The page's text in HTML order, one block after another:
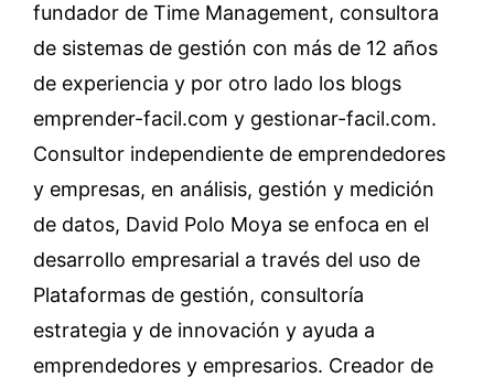
fundador de Time Management, consultora
de sistemas de gestión con más de 12 años
de experiencia y por otro lado los blogs
emprender-facil.com y gestionar-facil.com.
Consultor independiente de emprendedores
y empresas, en análisis, gestión y medición
de datos, David Polo Moya se enfoca en el
desarrollo empresarial a través del uso de
Plataformas de gestión, consultoría
estrategia y de innovación y ayuda a
emprendedores y empresarios. Creador de